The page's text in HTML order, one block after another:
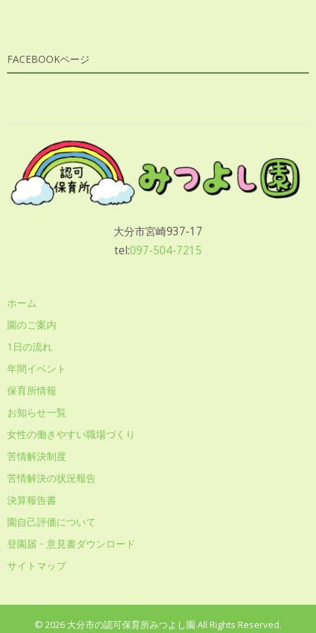
FACEBOOKページ
大分市宮崎937-17
tel:097-504-7215
ホーム
園のご案内
1日の流れ
年間イベント
保育所情報
お知らせ一覧
女性の働きやすい職場づくり
苦情解決制度
苦情解決の状況報告
決算報告書
園自己評価について
登園届・意見書ダウンロード
サイトマップ
© 2026 大分市の認可保育所みつよし園 All Rights Reserved.